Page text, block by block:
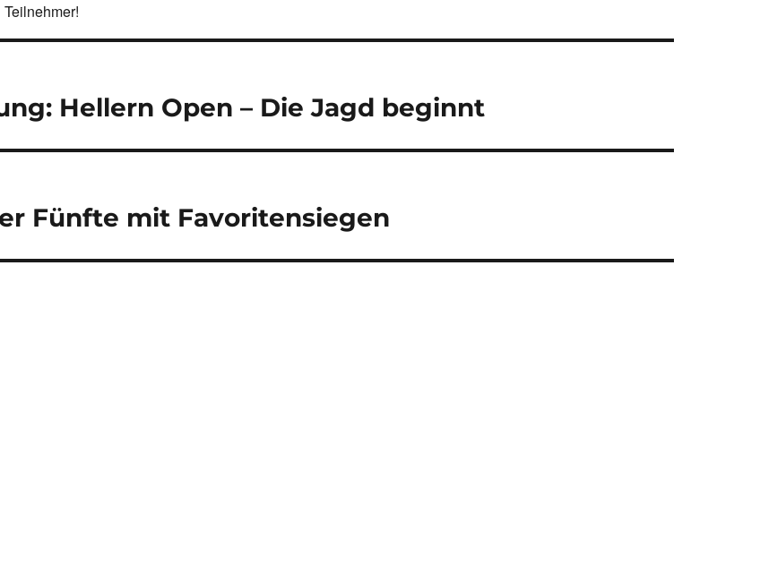
Teilnehmer!
Hellern Open – Die Jagd beginnt
Fünfte mit Favoritensiegen